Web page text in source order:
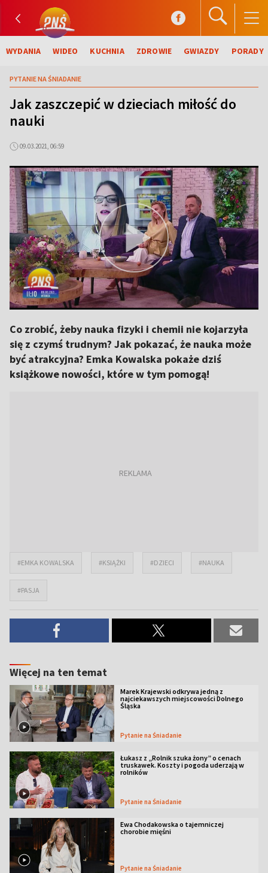
WYDANIA WIDEO KUCHNIA ZDROWIE GWIAZDY PORADY
PYTANIE NA ŚNIADANIE
Jak zaszczepić w dzieciach miłość do
nauki
09.03.2021, 06:59
Co zrobić, żeby nauka fizyki i chemii nie kojarzyła
się z czymś trudnym? Jak pokazać, że nauka może
być atrakcyjna? Emka Kowalska pokaże dziś
książkowe nowości, które w tym pomogą!
#EMKA KOWALSKA #KSIĄŻKI #DZIECI #NAUKA
#PASJA
Więcej na ten temat
Marek Krajewski odkrywa jedną z
najciekawszych miejscowości Dolnego
Śląska
Pytanie na Śniadanie
Łukasz z „Rolnik szuka żony” o cenach
truskawek. Koszty i pogoda uderzają w
rolników
Pytanie na Śniadanie
Ewa Chodakowska o tajemniczej
chorobie mięśni
Pytanie na Śniadanie